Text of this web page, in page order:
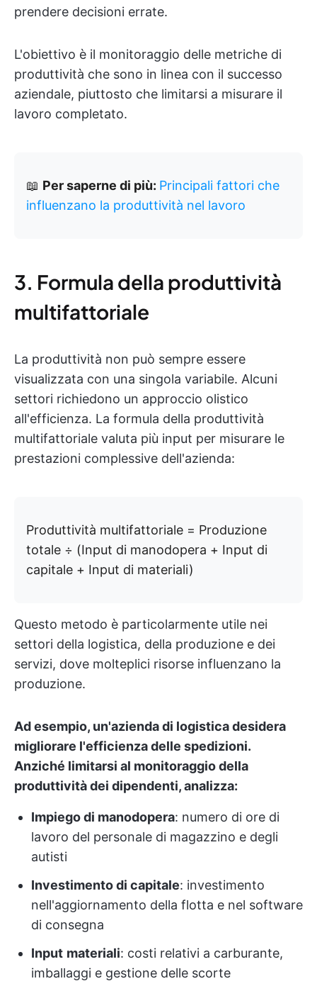
prendere decisioni errate.
L'obiettivo è il monitoraggio delle metriche di
produttività che sono in linea con il successo
aziendale, piuttosto che limitarsi a misurare il
lavoro completato.
📖 Per saperne di più: Principali fattori che
influenzano la produttività nel lavoro
3. Formula della produttività
multifattoriale
La produttività non può sempre essere
visualizzata con una singola variabile. Alcuni
settori richiedono un approccio olistico
all'efficienza. La formula della produttività
multifattoriale valuta più input per misurare le
prestazioni complessive dell'azienda:
Produttività multifattoriale = Produzione
totale ÷ (Input di manodopera + Input di
capitale + Input di materiali)
Questo metodo è particolarmente utile nei
settori della logistica, della produzione e dei
servizi, dove molteplici risorse influenzano la
produzione.
Ad esempio, un'azienda di logistica desidera
migliorare l'efficienza delle spedizioni.
Anziché limitarsi al monitoraggio della
produttività dei dipendenti, analizza:
Impiego di manodopera: numero di ore di
lavoro del personale di magazzino e degli
autisti
Investimento di capitale: investimento
nell'aggiornamento della flotta e nel software
di consegna
Input materiali: costi relativi a carburante,
imballaggi e gestione delle scorte